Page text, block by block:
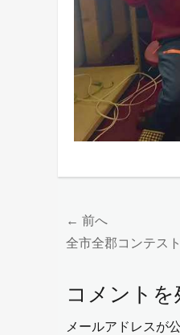
投
稿
ナ
ビ
← 前へ
前
投
全市全郡コンテス
コメント
メールアドレスが